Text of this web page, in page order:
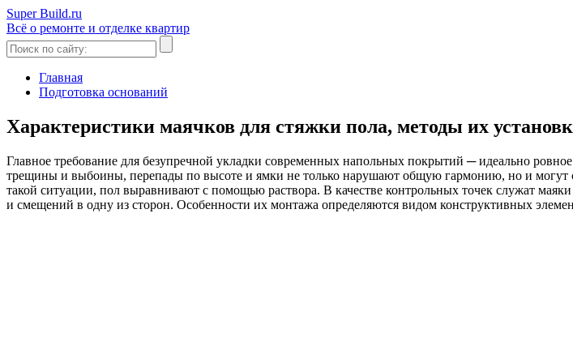
Super Build.ru
Всё о ремонте и отделке квартир
Главная
Подготовка оснований
Характеристики маячков для стяжки пола, методы их
Главное требование для безупречной укладки современных напольных покрытий ─ идеально
трещины и выбоины, перепады по высоте и ямки не только нарушают общую гармонию, но и могут
такой ситуации, пол выравнивают с помощью раствора. В качестве контрольных точек служат
и смещений в одну из сторон. Особенности их монтажа определяются видом конструктивных